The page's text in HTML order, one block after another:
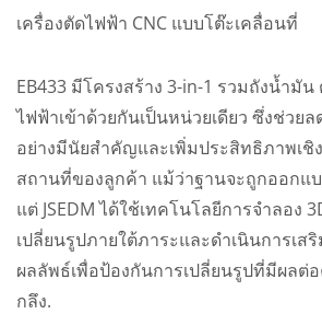
เครื่องตัดไฟฟ้า CNC แบบโต๊ะเคลื่อนที่
EB433 มีโครงสร้าง 3-in-1 รวมถังน้ำมัน
ไฟฟ้าเข้าด้วยกันเป็นหน่วยเดียว ซึ่งช่วย
อย่างมีนัยสำคัญและเพิ่มประสิทธิภาพเชิ
สถานที่ของลูกค้า แม้ว่าฐานจะถูกออกแ
แต่ JSEDM ได้ใช้เทคโนโลยีการจำลอง
เปลี่ยนรูปภายใต้ภาระและดำเนินการเส
ผลลัพธ์เพื่อป้องกันการเปลี่ยนรูปที่มีผลต่
กลึง.